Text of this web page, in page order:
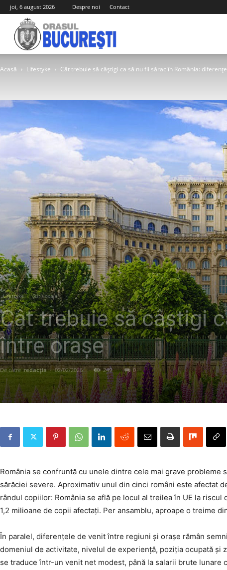
joi, 6 august 2026 Despre noi Contact
Bucuresti
Acasă Lifestyke Cât trebuie să câștigi ca să nu fii sărac în România:
Lifestyke Știri locale
Cât trebuie să câștigi
între orașe
De către redacția - 02/02/2026 249 0
România se confruntă cu unele dintre cele mai grave
sărăciei severe. Aproximativ unul din cinci români este afectat
rândul copiilor: România se află pe locul al treilea în UE la
1,2 milioane de copii afectați. Per ansamblu, aproape o treime
În paralel, diferențele de venit între regiuni și orașe rămân
domeniul de activitate, nivelul de experiență, poziția ocupată și
se traduce într-un venit net modest, până la salarii brute